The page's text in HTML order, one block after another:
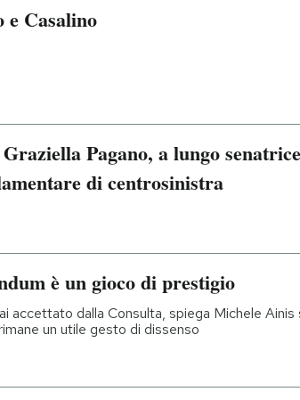
Casalino
Pagano, a lungo
di centrosinistra
è un gioco di prestigio
accettato dalla Consulta, spiega Michele Ainis
un utile gesto di dissenso